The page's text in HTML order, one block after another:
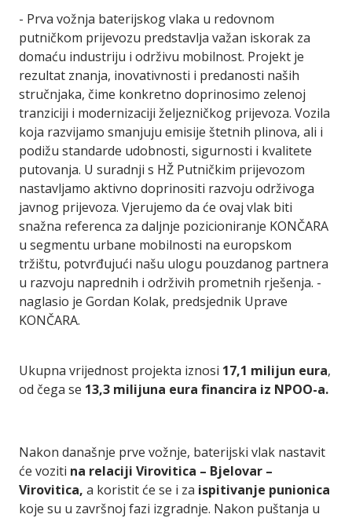
- Prva vožnja baterijskog vlaka u redovnom
putničkom prijevozu predstavlja važan iskorak za
domaću industriju i održivu mobilnost. Projekt je
rezultat znanja, inovativnosti i predanosti naših
stručnjaka, čime konkretno doprinosimo zelenoj
tranziciji i modernizaciji željezničkog prijevoza. Vozila
koja razvijamo smanjuju emisije štetnih plinova, ali i
podižu standarde udobnosti, sigurnosti i kvalitete
putovanja. U suradnji s HŽ Putničkim prijevozom
nastavljamo aktivno doprinositi razvoju održivoga
javnog prijevoza. Vjerujemo da će ovaj vlak biti
snažna referenca za daljnje pozicioniranje KONČARA
u segmentu urbane mobilnosti na europskom
tržištu, potvrđujući našu ulogu pouzdanog partnera
u razvoju naprednih i održivih prometnih rješenja. -
naglasio je Gordan Kolak, predsjednik Uprave
KONČARA.
Ukupna vrijednost projekta iznosi 17,1 milijun eura,
od čega se 13,3 milijuna eura financira iz NPOO-a.
Nakon današnje prve vožnje, baterijski vlak nastavit
će voziti na relaciji Virovitica – Bjelovar –
Virovitica, a koristit će se i za ispitivanje punionica
koje su u završnoj fazi izgradnje. Nakon puštanja u